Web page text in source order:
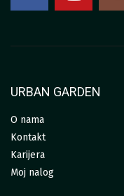
URBAN GARDEN
O nama
Kontakt
Karijera
Moj nalog